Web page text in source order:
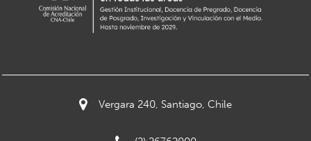
Vergara 240, Santiago, Chile